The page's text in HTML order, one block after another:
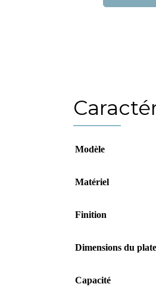
Modèle
Matériel
Finition
Dimensions du
Capacité